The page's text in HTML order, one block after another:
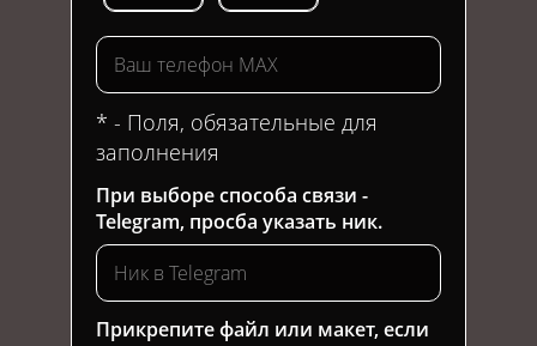
* - Поля, обязательные для
заполнения
При выборе способа связи -
Telegram, просба указать ник.
Прикрепите файл или макет, если